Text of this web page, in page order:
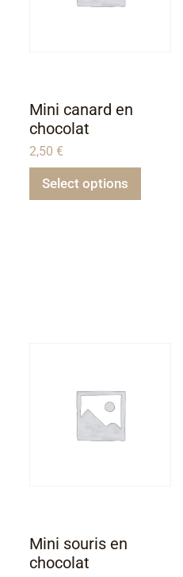
Mini canard en
chocolat
2,50 €
Select options
Mini souris en
chocolat